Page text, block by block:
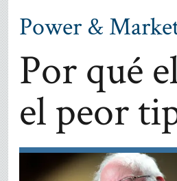
Power &
Por qué
el peor